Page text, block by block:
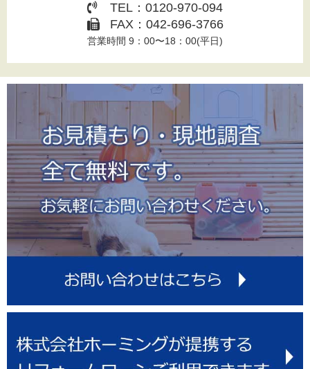
TEL：0120-970-094
FAX：042-696-3766
営業時間 9：00〜18：00(平日)